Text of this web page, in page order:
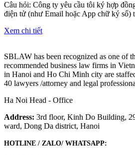
Câu hỏi: Công ty yêu cầu tôi ký hợp
điện tử (như Email hoặc App chữ ký số)
Xem chi tiết
SBLAW has been recognized as one of
recommended business law firms in
in Hanoi and Ho Chi Minh city are
40 lawyers /attorney and legal
Ha Noi Head - Office
Address: 3rd floor, Kinh Do Building,
ward, Dong Da district, Hanoi
HOTLINE / ZALO/ WHATSAPP: